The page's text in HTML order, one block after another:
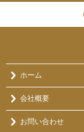
ホーム
会社概要
お問い合わせ